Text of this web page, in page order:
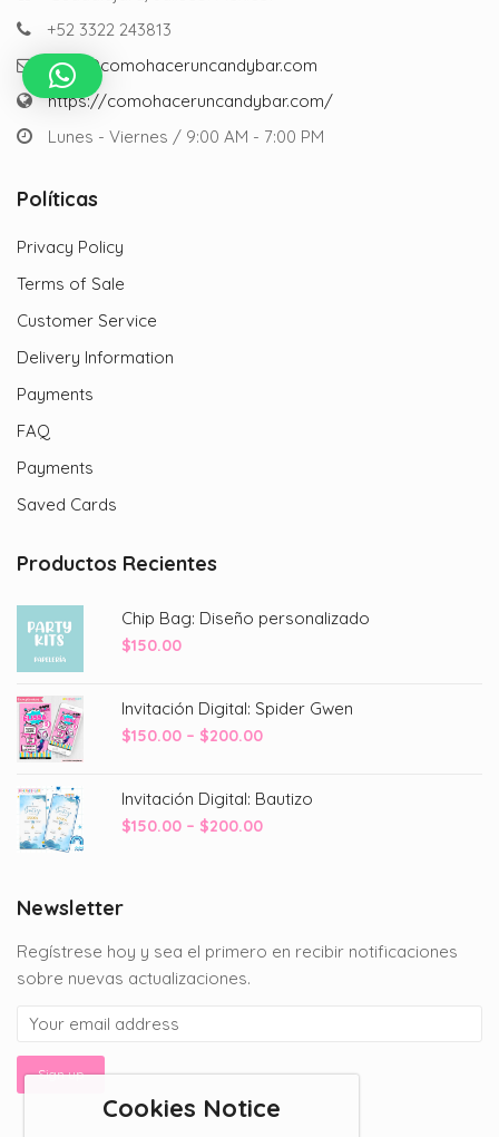
+52 3322 243813
hola@comohaceruncandybar.com
https://comohaceruncandybar.com/
Lunes - Viernes / 9:00 AM - 7:00 PM
Políticas
Privacy Policy
Terms of Sale
Customer Service
Delivery Information
Payments
FAQ
Payments
Saved Cards
Productos Recientes
Chip Bag: Diseño personalizado
$150.00
Invitación Digital: Spider Gwen
$150.00 – $200.00Price
through
$200.00
Invitación Digital: Bautizo
$150.00 – $200.00Price
Newsletter
Regístrese hoy y sea el primero en recibir notificaciones
sobre nuevas actualizaciones.
Cookies Notice